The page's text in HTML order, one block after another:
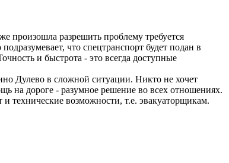
произошла разрешить проблему требуется
что спецтранспорт будет подан в
и быстрота - это всегда доступные
Дулево в сложной ситуации. Никто не хочет
на дороге - разумное решение во всех отношениях.
технические возможности, т.е. эвакуаторщикам.